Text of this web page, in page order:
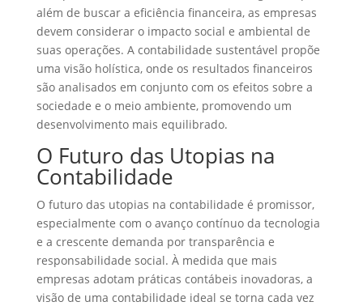
além de buscar a eficiência financeira, as empresas
devem considerar o impacto social e ambiental de
suas operações. A contabilidade sustentável propõe
uma visão holística, onde os resultados financeiros
são analisados em conjunto com os efeitos sobre a
sociedade e o meio ambiente, promovendo um
desenvolvimento mais equilibrado.
O Futuro das Utopias na
Contabilidade
O futuro das utopias na contabilidade é promissor,
especialmente com o avanço contínuo da tecnologia
e a crescente demanda por transparência e
responsabilidade social. À medida que mais
empresas adotam práticas contábeis inovadoras, a
visão de uma contabilidade ideal se torna cada vez